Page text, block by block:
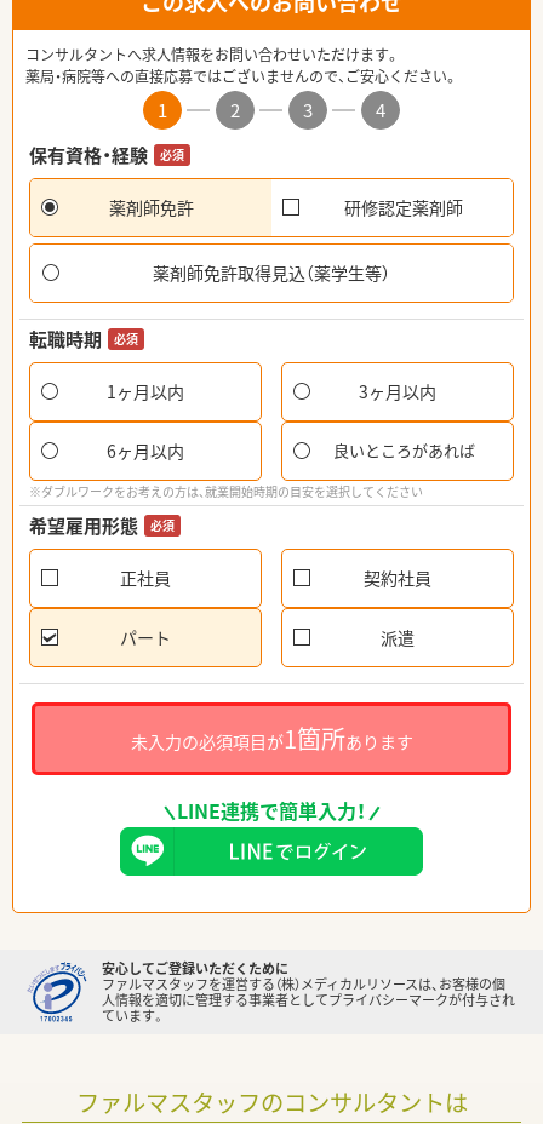
コンサルタントへ求人情報をお問い合わせいただけます。
薬局・病院等への直接応募ではございませんので、ご安心ください。
1 2 3
4
保有資格・経験
必須
薬剤師免許 研修認定薬剤師
薬剤師免許取得見込（薬学生等）
転職時期 必須
1ヶ月以内 3ヶ月以内
6ヶ月以内 良いところがあれば
※ダブルワークをお考えの方は、就業開始時期の目安を選択してください
希望雇用形態 必須
正社員 契約社員
パート 派遣
未入力の必須項目が1箇所あります
LINE連携で簡単入力！
安心してご登録いただくために
ファルマスタッフを運営する（株）メディカルリソースは、お客様の個
人情報を適切に管理する事業者としてプライバシーマークが付与され
ています。
ファルマスタッフのコンサルタントは